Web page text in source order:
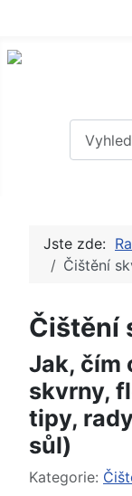
Jste zde:
Čištění
Čištění
Jak, čím
skvrny,
tipy,
sůl)
Základní údaje
Kategorie: